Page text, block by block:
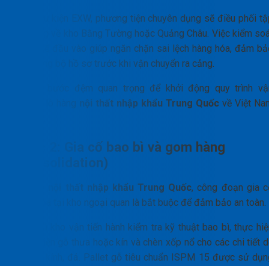
Với điều kiện EXW, phương tiện chuyên dụng sẽ điều phối
kết hàng về kho Bằng Tường hoặc Quảng Châu. Việc kiểm
chặt chẽ đầu vào giúp ngăn chặn sai lệch hàng hóa, đảm
tính đồng bộ hồ sơ trước khi vận chuyển ra cảng.
Đây là bước đệm quan trọng để khởi động quy trình
chuyển lô hàng nội thất nhập khẩu Trung Quốc về Việt
Bước 2: Gia cố bao bì và gom hàng
(Consolidation)
nội thất nhập khẩu Trung Quốc, công đoạn gia
hàng hóa tại kho ngoại quan là bắt buộc để đảm bảo an toàn.
Đội ngũ kho vận tiến hành kiểm tra kỹ thuật bao bì, thực
đóng kiện gỗ thưa hoặc kín và chèn xốp nổ cho các chi tiết
vỡ như kính, đá. Pallet gỗ tiêu chuẩn ISPM 15 được sử